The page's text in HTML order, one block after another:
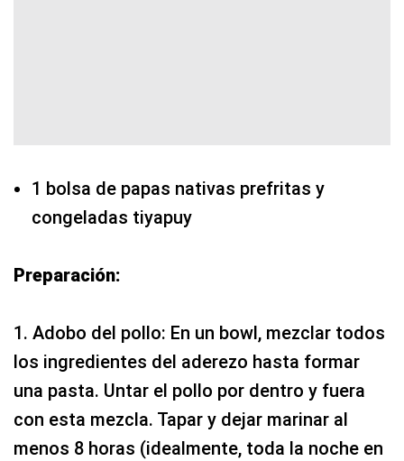
1 bolsa de papas nativas prefritas y
congeladas tiyapuy
Preparación:
1. Adobo del pollo: En un bowl, mezclar todos
los ingredientes del aderezo hasta formar
una pasta. Untar el pollo por dentro y fuera
con esta mezcla. Tapar y dejar marinar al
menos 8 horas (idealmente, toda la noche en